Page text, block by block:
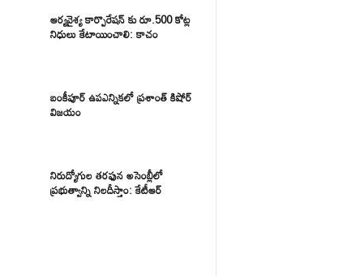
ఆర్యవైశ్య కార్పొరేషన్ కు రూ.500 కోట్ల
నిధులు కేటాయించాలి: కాచం
బంకీపూర్ ఉపఎన్నికలో ప్రశాంత్ కిషోర్
విజయం
నిరుద్యోగుల తరఫున అసెంబ్లీలో
ప్రభుత్వాన్ని నిలదీస్తాం: కేటీఆర్